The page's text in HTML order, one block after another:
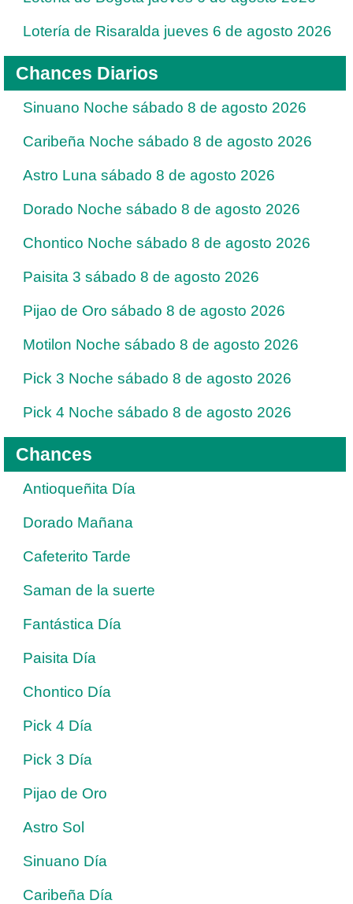
Lotería de Risaralda jueves 6 de agosto 2026
Chances Diarios
Sinuano Noche sábado 8 de agosto 2026
Caribeña Noche sábado 8 de agosto 2026
Astro Luna sábado 8 de agosto 2026
Dorado Noche sábado 8 de agosto 2026
Chontico Noche sábado 8 de agosto 2026
Paisita 3 sábado 8 de agosto 2026
Pijao de Oro sábado 8 de agosto 2026
Motilon Noche sábado 8 de agosto 2026
Pick 3 Noche sábado 8 de agosto 2026
Pick 4 Noche sábado 8 de agosto 2026
Chances
Antioqueñita Día
Dorado Mañana
Cafeterito Tarde
Saman de la suerte
Fantástica Día
Paisita Día
Chontico Día
Pick 4 Día
Pick 3 Día
Pijao de Oro
Astro Sol
Sinuano Día
Caribeña Día